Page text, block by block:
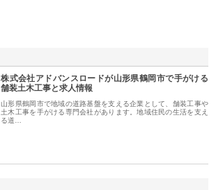
株式会社アドバンスロードが山形県鶴岡市で手がける
舗装土木工事と求人情報
山形県鶴岡市で地域の道路基盤を支える企業として、舗装工事や
土木工事を手がける専門会社があります。地域住民の生活を支え
る道…